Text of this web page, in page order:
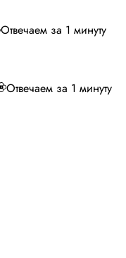
Отвечаем за 1 минуту
Отвечаем за 1 минуту